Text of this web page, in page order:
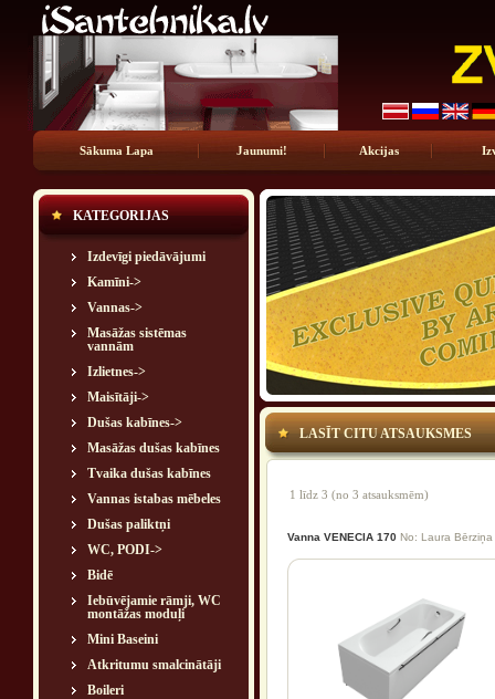
Sākuma Lapa Jaunumi! Akcijas
KATEGORIJAS
Izdevīgi piedāvājumi
Kamīni->
Vannas->
Masāžas sistēmas
vannām
Izlietnes->
Maisītāji->
Dušas kabīnes->
Masāžas dušas kabīnes
Tvaika dušas kabīnes
Vannas istabas mēbeles
Dušas paliktņi
WC, PODI->
Bidē
Iebūvējamie rāmji, WC
montāžas moduļi
Mini Baseini
Atkritumu smalcinātāji
Boileri
LASĪT CITU ATSAUKSMES
1 līdz 3 (no 3 atsauksmēm)
Vanna VENECIA 170 No: Laura Bērziņa